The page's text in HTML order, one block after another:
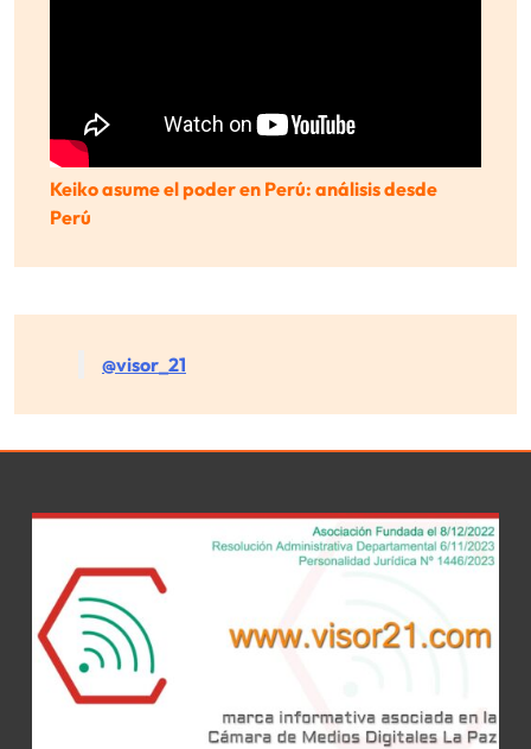
Keiko asume el poder en Perú: análisis desde
Perú
@visor_21